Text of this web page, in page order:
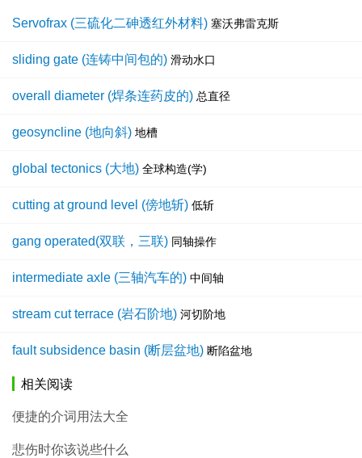
Servofrax (三硫化二砷透红外材料) 塞沃弗雷克斯
sliding gate (连铸中间包的) 滑动水口
overall diameter (焊条连药皮的) 总直径
geosyncline (地向斜) 地槽
global tectonics (大地) 全球构造(学)
cutting at ground level (傍地斩) 低斩
gang operated(双联，三联) 同轴操作
intermediate axle (三轴汽车的) 中间轴
stream cut terrace (岩石阶地) 河切阶地
fault subsidence basin (断层盆地) 断陷盆地
相关阅读
便捷的介词用法大全
悲伤时你该说些什么